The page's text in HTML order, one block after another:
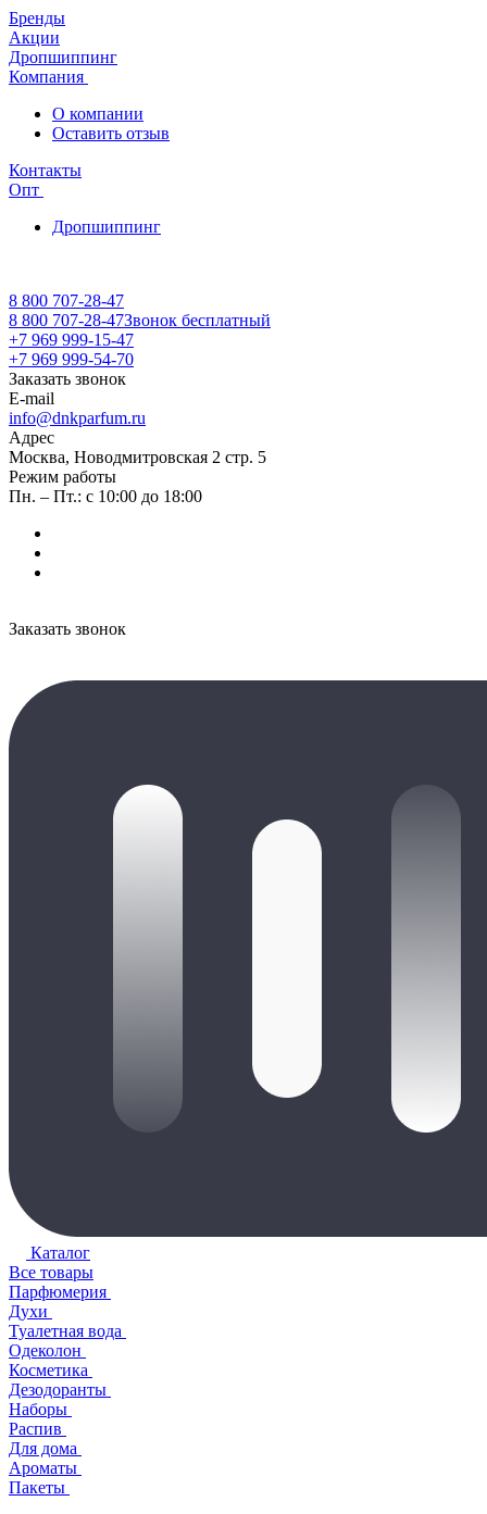
Бренды
Акции
Дропшиппинг
Компания
О компании
Оставить отзыв
Контакты
Опт
Дропшиппинг
8 800 707-28-47
8 800 707-28-47Звонок бесплатный
+7 969 999-15-47
+7 969 999-54-70
Заказать звонок
E-mail
info@dnkparfum.ru
Адрес
Москва, Новодмитровская 2 стр. 5
Режим работы
Пн. – Пт.: с 10:00 до 18:00
Заказать звонок
Каталог
Все товары
Парфюмерия
Духи
Туалетная вода
Одеколон
Косметика
Дезодоранты
Наборы
Распив
Для дома
Ароматы
Пакеты